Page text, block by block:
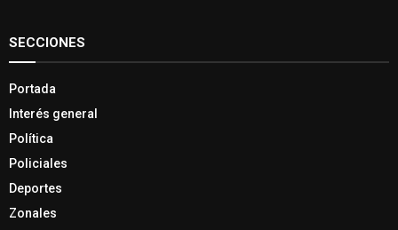
SECCIONES
Portada
Interés general
Política
Policiales
Deportes
Zonales